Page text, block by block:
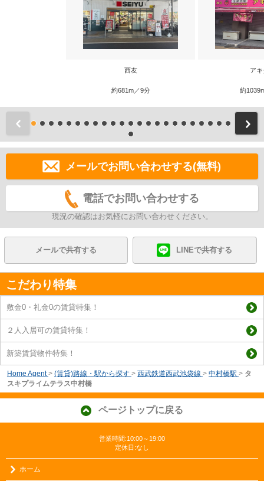
西友
約681m／9分
ア
約
前
メールでお問い合わせする(無料)
電話でお問い合わせする
現況の確認はお気軽にお問い合わせください。
メールで共有する LINEで共有する
こだわり特集
敷金0・礼金0の賃貸特集！
２人入居可の賃貸特集！
新築賃貸物件特集！
Home Agent > (賃貸)路線・駅から探す > 西武鉄道西武池袋線 > 中村橋駅 > タ
スキプライムテラス中村橋
ページトップに戻る
営業時間:10:00～19:00
定休日:なし
ホーム